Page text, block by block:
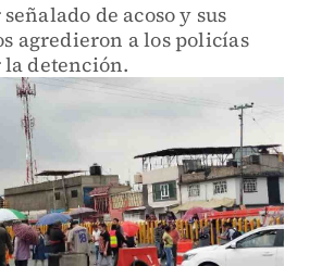
de acoso y sus
agredieron a los policías
detención.